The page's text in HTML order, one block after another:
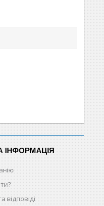
ІНФОРМАЦІЯ
відповіді